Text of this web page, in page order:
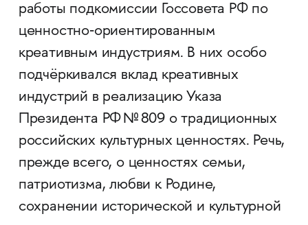
работы подкомиссии Госсовета РФ по
ценностно‑ориентированным
креативным индустриям. В них особо
подчёркивался вклад креативных
индустрий в реализацию Указа
Президента РФ № 809 о традиционных
российских культурных ценностях. Речь,
прежде всего, о ценностях семьи,
патриотизма, любви к Родине,
сохранении исторической и культурной